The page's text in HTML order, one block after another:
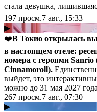
стала девушка,
197 просм.7 авг., 15:33
▶
❤️В Токио открылась
в настоящем отеле:
номера с героями
Cinnamoroll).
выйдет, это
можно до 31 мая 2027
267 просм.7 авг., 07:30
▶